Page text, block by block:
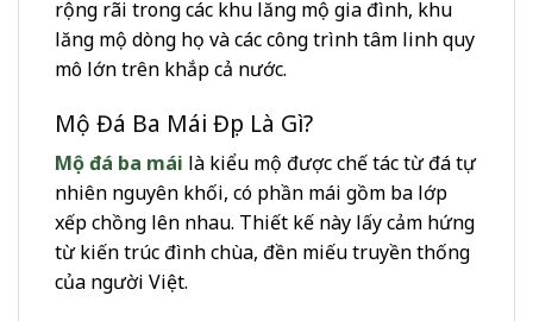
rộng rãi trong các khu lăng mộ gia đình, khu
lăng mộ dòng họ và các công trình tâm linh quy
mô lớn trên khắp cả nước.
Mộ Đá Ba Mái Đẹp Là Gì?
Mộ đá ba mái là kiểu mộ được chế tác từ đá tự
nhiên nguyên khối, có phần mái gồm ba lớp
xếp chồng lên nhau. Thiết kế này lấy cảm hứng
từ kiến trúc đình chùa, đền miếu truyền thống
của người Việt.